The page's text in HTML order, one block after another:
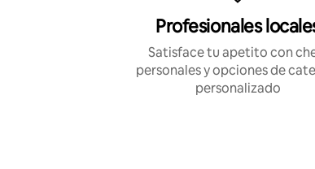
Profesionales
Satisface tu apetito con
personales y opciones de
personalizado